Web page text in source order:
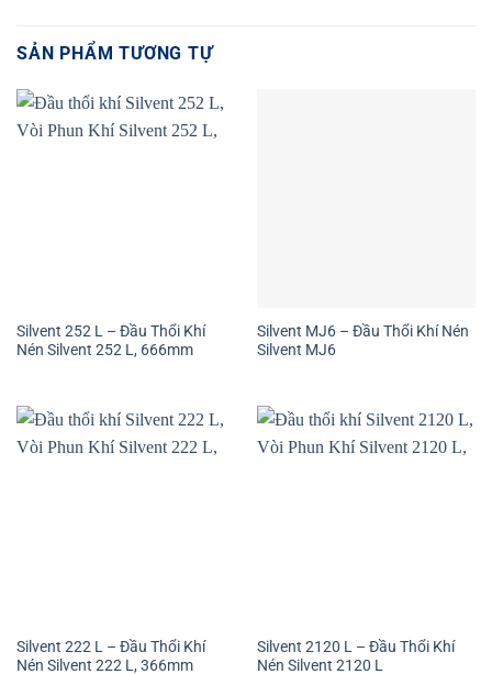
SẢN PHẨM TƯƠNG TỰ
Silvent 252 L – Đầu Thổi Khí
Nén Silvent 252 L, 666mm
Silvent MJ6 – Đầu Thổi Khí Nén
Silvent MJ6
Silvent 222 L – Đầu Thổi Khí
Nén Silvent 222 L, 366mm
Silvent 2120 L – Đầu Thổi Khí
Nén Silvent 2120 L